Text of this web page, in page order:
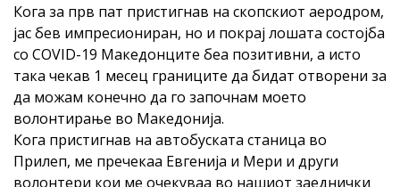
Кога за прв пат пристигнав на скопскиот аеродром,
јас бев импресиониран, но и покрај лошата состојба
со COVID-19 Македонците беа позитивни, а исто
така чекав 1 месец границите да бидат отворени за
да можам конечно да го започнам моето
волонтирање во Македонија.
Кога пристигнав на автобуската станица во
Прилеп, ме пречекаа Евгенија и Мери и други
волонтери кои ме очекуваа во нашиот заеднички